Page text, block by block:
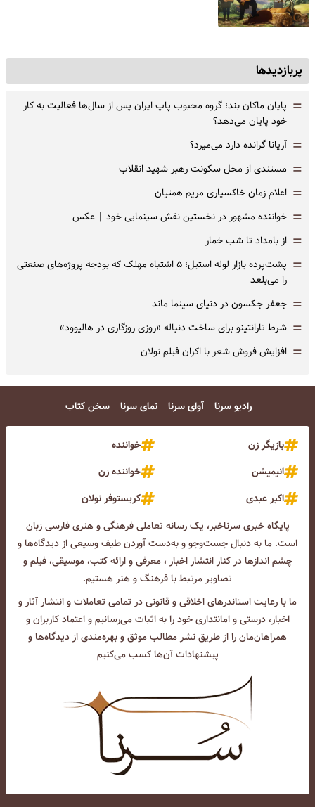
پربازدیدها
= پایان ماکان بند؛ گروه محبوب پاپ ایران پس از سال‌ها فعالیت به کار
خود پایان می‌دهد؟
= آریانا گرانده دارد می‌میرد؟
= مستندی از محل سکونت رهبر شهید انقلاب
= اعلام زمان خاکسپاری مریم همتیان
= خواننده مشهور در نخستین نقش سینمایی خود |‌ عکس
= از بامداد تا شب خمار
=
پشت‌پرده بازار لوله استیل؛ ۵ اشتباه مهلک که بودجه پروژه‌های صنعتی
را می‌بلعد
= جعفر جکسون در دنیای سینما ماند
= شرط تارانتینو برای ساخت دنباله «روزی روزگاری در هالیوود»
= افزایش فروش شعر با اکران فیلم نولان
رادیو سرنا آوای سرنا نمای سرنا سخن کتاب
بازیگر زن
خواننده
انیمیشن
خواننده زن
اکبر عبدی
کریستوفر نولان
پایگاه خبری سرناخبر، یک رسانه تعاملی فرهنگی و هنری فارسی زبان
است. ما به دنبال جست‌و‌جو و به‌دست آوردن طیف وسیعی از دیدگاه‌ها و
چشم انداز‌ها در کنار انتشار اخبار ، معرفی و ارائه کتب، موسیقی، فیلم و
تصاویر مرتبط با فرهنگ و هنر هستیم.
ما با رعایت استاندرهای اخلاقی و قانونی در تمامی تعاملات و انتشار آثار و
اخبار، درستی و امانتداری خود را به اثبات می‌رسانیم و اعتماد کاربران و
همراهان‌مان را از طریق نشر مطالب موثق و بهره‌مندی از دیدگاه‌ها و
پیشنهادات آن‌ها کسب می‌کنیم